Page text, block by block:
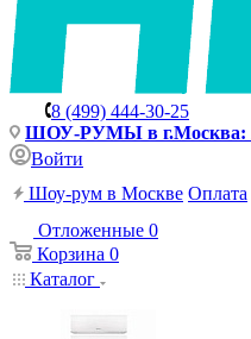
8 (499) 444-30-25
ШОУ-РУМЫ в г.Москва:
Войти
Шоу-рум в Москве Оплата
Отложенные 0
Корзина 0
Каталог